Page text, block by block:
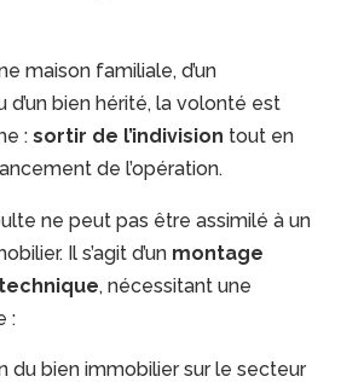
maison familiale, d’un
bien hérité, la volonté est
:sortir de l’indivision tout en
de l’opération.
ne peut pas être assimilé à un
Il s’agit d’un montage
, nécessitant une
:
du bien immobilier sur le secteur